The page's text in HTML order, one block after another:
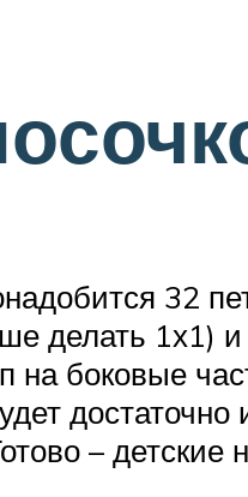
32
делать 1х1)
на боковые
– детские